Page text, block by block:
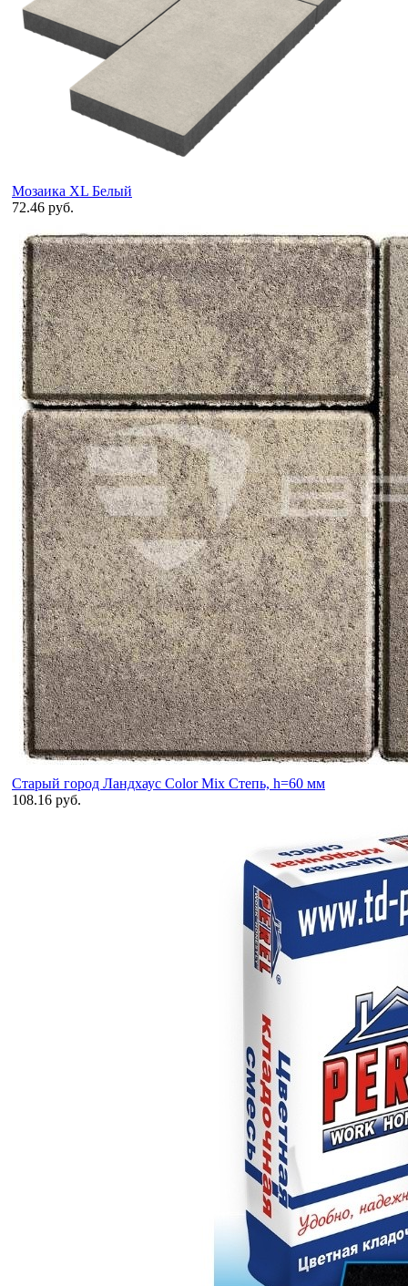
Мозаика XL Белый
72.46 руб.
Старый город Ландхаус Color Mix Степь, h=60 мм
108.16 руб.